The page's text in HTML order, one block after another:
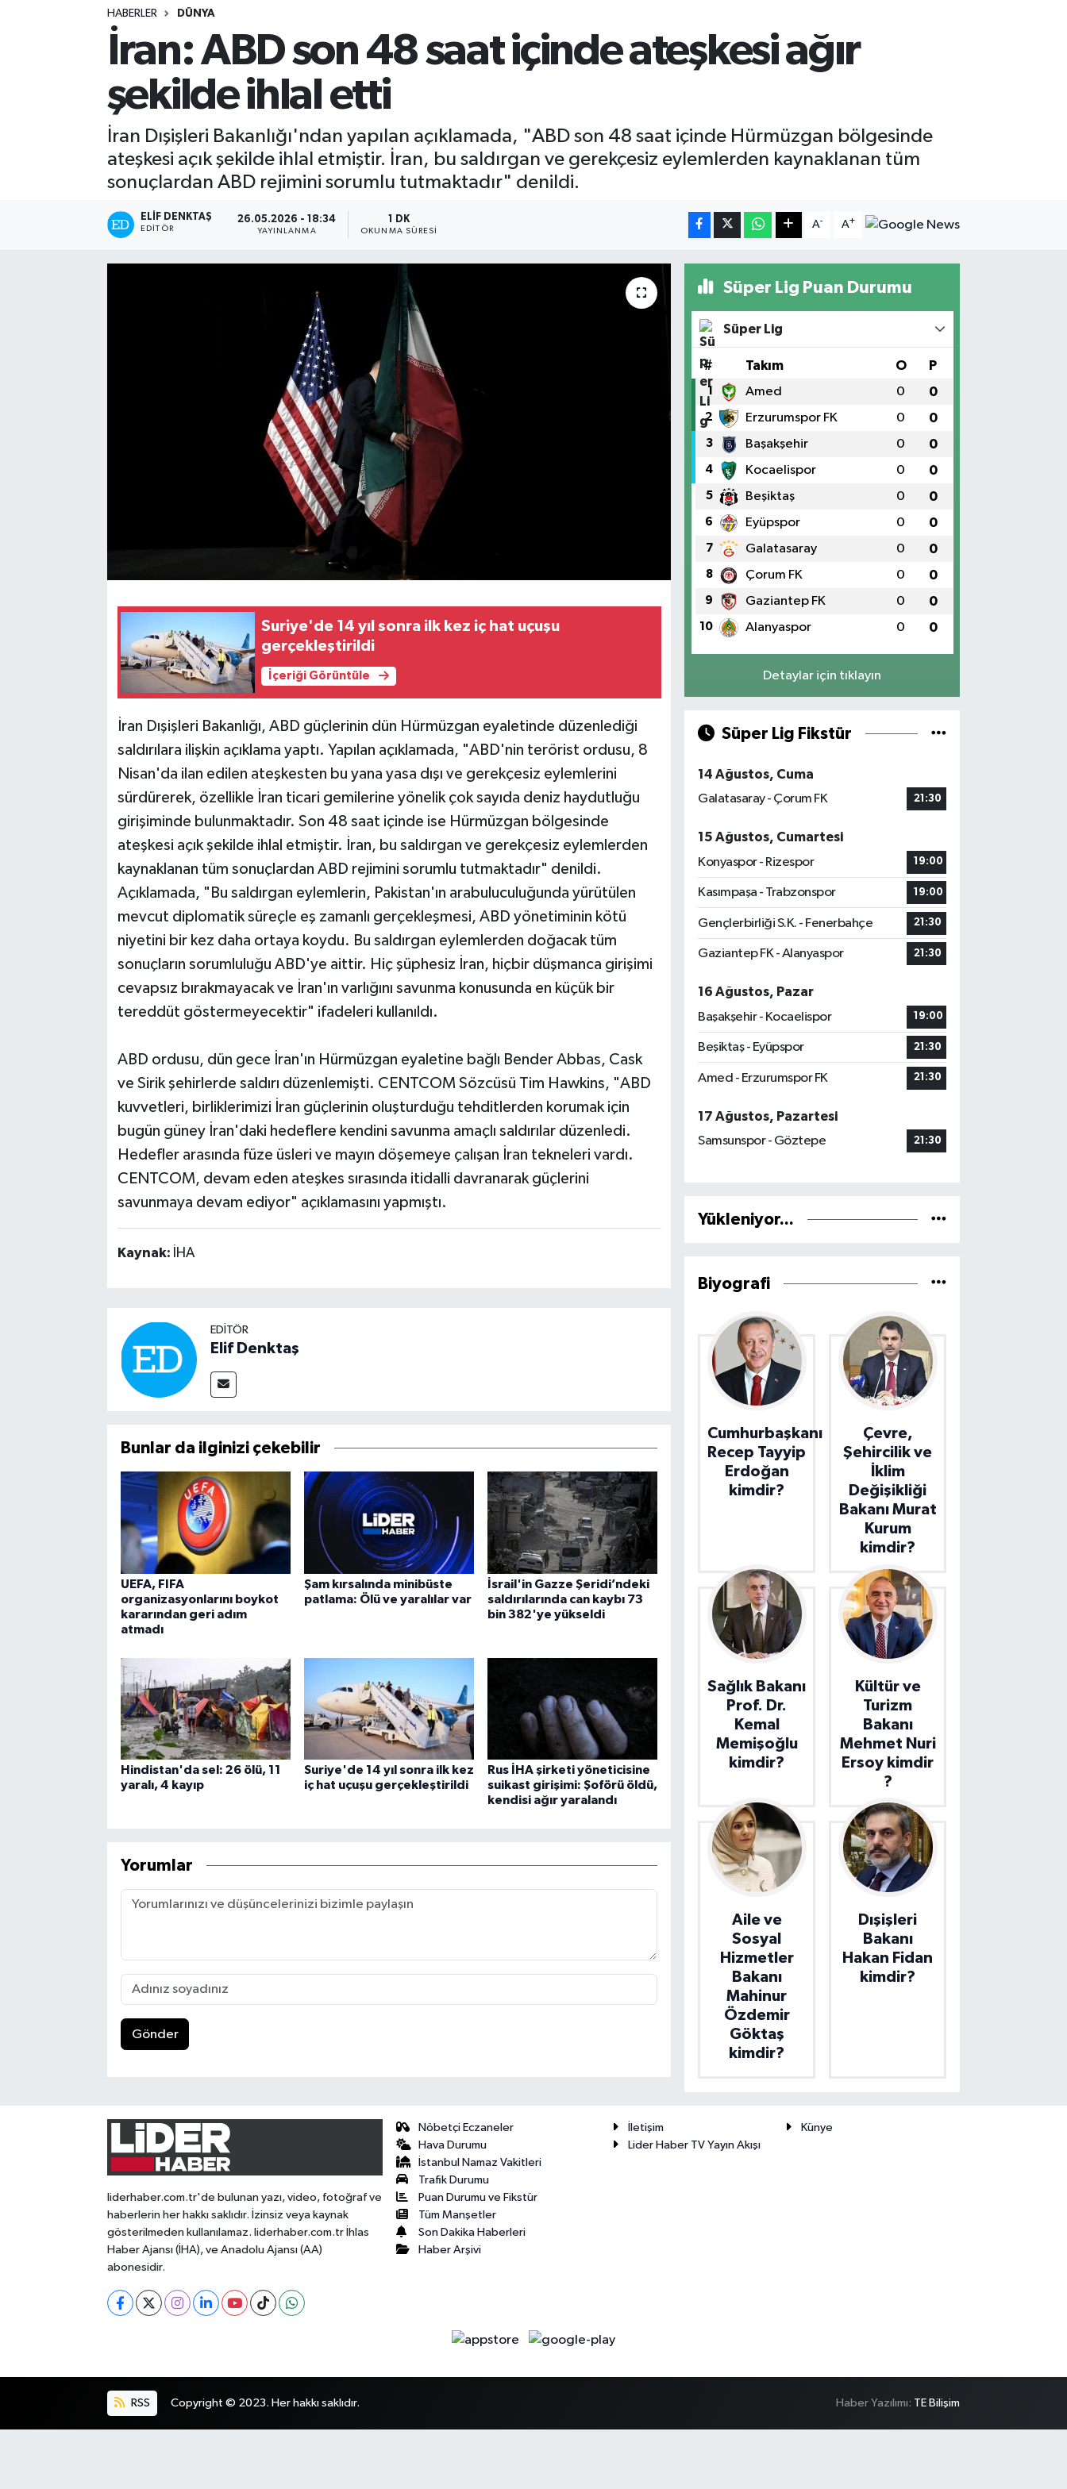
HABERLER DÜNYA
İran: ABD son 48 saat içinde ateşkesi ağır
şekilde ihlal etti
İran Dışişleri Bakanlığı'ndan yapılan açıklamada, "ABD son 48 saat içinde Hürmüzgan bölgesinde
ateşkesi açık şekilde ihlal etmiştir. İran, bu saldırgan ve gerekçesiz eylemlerden kaynaklanan tüm
sonuçlardan ABD rejimini sorumlu tutmaktadır" denildi.
ELIF DENKTAŞ
EDITÖR
26.05.2026 - 18:34
YAYINLANMA
1 DK
OKUNMA SÜRESI
A- A+
Suriye'de 14 yıl sonra ilk kez iç hat uçuşu
gerçekleştirildi
İçeriği Görüntüle
İran Dışişleri Bakanlığı, ABD güçlerinin dün Hürmüzgan eyaletinde düzenlediği
saldırılara ilişkin açıklama yaptı. Yapılan açıklamada, "ABD'nin terörist ordusu, 8
Nisan'da ilan edilen ateşkesten bu yana yasa dışı ve gerekçesiz eylemlerini
sürdürerek, özellikle İran ticari gemilerine yönelik çok sayıda deniz haydutluğu
girişiminde bulunmaktadır. Son 48 saat içinde ise Hürmüzgan bölgesinde
ateşkesi açık şekilde ihlal etmiştir. İran, bu saldırgan ve gerekçesiz eylemlerden
kaynaklanan tüm sonuçlardan ABD rejimini sorumlu tutmaktadır" denildi.
Açıklamada, "Bu saldırgan eylemlerin, Pakistan'ın arabuluculuğunda yürütülen
mevcut diplomatik süreçle eş zamanlı gerçekleşmesi, ABD yönetiminin kötü
niyetini bir kez daha ortaya koydu. Bu saldırgan eylemlerden doğacak tüm
sonuçların sorumluluğu ABD'ye aittir. Hiç şüphesiz İran, hiçbir düşmanca girişimi
cevapsız bırakmayacak ve İran'ın varlığını savunma konusunda en küçük bir
tereddüt göstermeyecektir" ifadeleri kullanıldı.
ABD ordusu, dün gece İran'ın Hürmüzgan eyaletine bağlı Bender Abbas, Cask
ve Sirik şehirlerde saldırı düzenlemişti. CENTCOM Sözcüsü Tim Hawkins, "ABD
kuvvetleri, birliklerimizi İran güçlerinin oluşturduğu tehditlerden korumak için
bugün güney İran'daki hedeflere kendini savunma amaçlı saldırılar düzenledi.
Hedefler arasında füze üsleri ve mayın döşemeye çalışan İran tekneleri vardı.
CENTCOM, devam eden ateşkes sırasında itidalli davranarak güçlerini
savunmaya devam ediyor" açıklamasını yapmıştı.
Kaynak: İHA
EDITÖR
Elif Denktaş
Bunlar da ilginizi çekebilir
UEFA, FIFA
organizasyonlarını boykot
kararından geri adım
atmadı
Şam kırsalında minibüste
patlama: Ölü ve yaralılar var
İsrail'in Gazze Şeridi’ndeki
saldırılarında can kaybı 73
bin 382'ye yükseldi
Hindistan'da sel: 26 ölü, 11
yaralı, 4 kayıp
Suriye'de 14 yıl sonra ilk kez
iç hat uçuşu gerçekleştirildi
Rus İHA şirketi yöneticisine
suikast girişimi: Şoförü öldü,
kendisi ağır yaralandı
Yorumlar
Gönder
Süper Lig Puan Durumu
Süper Lig
# Takım O P
1 Amed 0 0
2 Erzurumspor FK 0 0
3 Başakşehir 0 0
4 Kocaelispor 0 0
5 Beşiktaş 0 0
6 Eyüpspor 0 0
7 Galatasaray 0 0
8 Çorum FK 0 0
9 Gaziantep FK 0 0
10 Alanyaspor 0 0
Detaylar için tıklayın
Süper Lig Fikstür
14 Ağustos, Cuma
Galatasaray - Çorum FK
21:30
15 Ağustos, Cumartesi
Konyaspor - Rizespor
19:00
Kasımpaşa - Trabzonspor 19:00
Gençlerbirliği S.K. - Fenerbahçe 21:30
Gaziantep FK - Alanyaspor 21:30
16 Ağustos, Pazar
Başakşehir - Kocaelispor
19:00
Beşiktaş - Eyüpspor 21:30
Amed - Erzurumspor FK 21:30
17 Ağustos, Pazartesi
Samsunspor - Göztepe
21:30
Yükleniyor...
Biyografi
Cumhurbaşkanı
Recep Tayyip
Erdoğan
kimdir?
Çevre,
Şehircilik ve
İklim
Değişikliği
Bakanı Murat
Kurum
kimdir?
Sağlık Bakanı
Prof. Dr.
Kemal
Memişoğlu
kimdir?
Kültür ve
Turizm
Bakanı
Mehmet Nuri
Ersoy kimdir
?
Aile ve
Sosyal
Hizmetler
Bakanı
Mahinur
Özdemir
Göktaş
kimdir?
Dışişleri
Bakanı
Hakan Fidan
kimdir?
liderhaber.com.tr'de bulunan yazı, video, fotoğraf ve
haberlerin her hakkı saklıdır. İzinsiz veya kaynak
gösterilmeden kullanılamaz. liderhaber.com.tr İhlas
Haber Ajansı (İHA), ve Anadolu Ajansı (AA)
abonesidir.
Nöbetçi Eczaneler
Hava Durumu
İstanbul Namaz Vakitleri
Trafik Durumu
Puan Durumu ve Fikstür
Tüm Manşetler
Son Dakika Haberleri
Haber Arşivi
İletişim
Künye
Lider Haber TV Yayın Akışı
RSS Copyright © 2023. Her hakkı saklıdır. Haber Yazılımı: TE Bilişim
Kültür - Sanat
Lider Haber TV Canlı Yayın izle